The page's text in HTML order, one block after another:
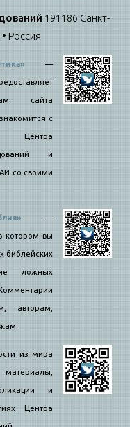
191186 Санкт-
Россия
—
сайта
с
Центра
и
со своими
—
котором вы
библейских
ложных
авторам,
из мира
материалы,
и
Центра